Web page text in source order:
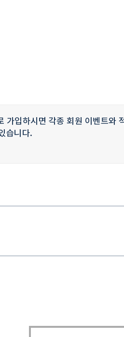
가입하시면 각종 회원 이벤트와
습니다.